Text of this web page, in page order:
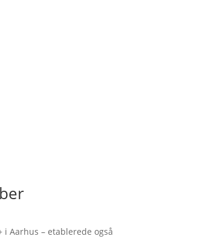
i Aarhus – etablerede også